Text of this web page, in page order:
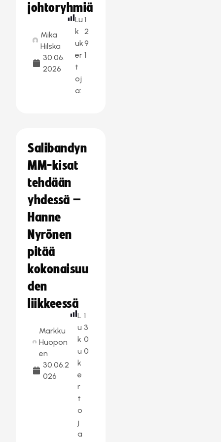
johtoryhmiä
Mika
Hilska
30.06.
2026
Lu
k
uk
er
t
oj
a:
1
2
9
1
Salibandyn
MM-kisat
tehdään
yhdessä –
Hanne
Nyrönen
pitää
kokonaisuu
den
liikkeessä
Markku
Huopon
en
30.06.2
026
L
u
k
u
k
e
r
t
o
j
a
1
3
0
0